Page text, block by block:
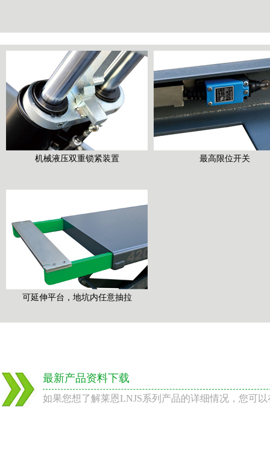
机械液压双重锁紧装置 最高限位开关
可延伸平台，地坑内任意抽拉
最新产品资料下载
如果您想了解莱恩LNJS系列产品的详细情况，您可